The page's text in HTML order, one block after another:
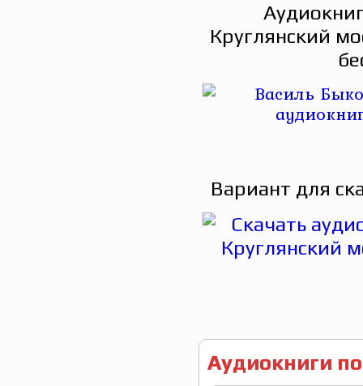
Круглянский
Вариант для
Аудиокниги